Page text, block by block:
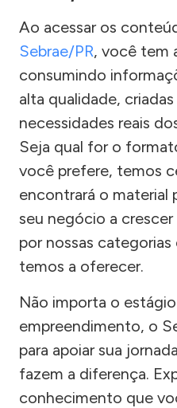
Ao acessar os
Sebrae/PR, você tem
consumindo
alta qualidade,
necessidades reais
Seja qual for o
você prefere, temos
encontrará o material
seu negócio a
por nossas
temos a oferecer.
Não importa o
empreendimento, o
para apoiar sua
fazem a diferença.
conhecimento que